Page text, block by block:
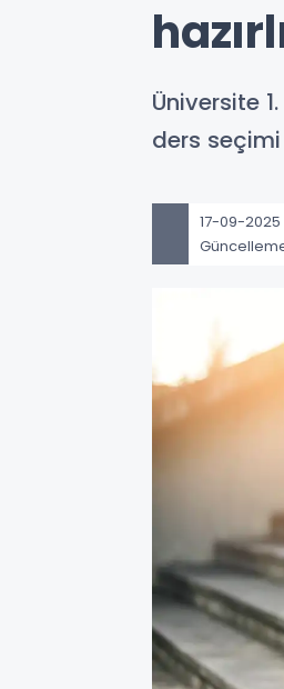
Üniversite
ders seçimi
17-09-2025